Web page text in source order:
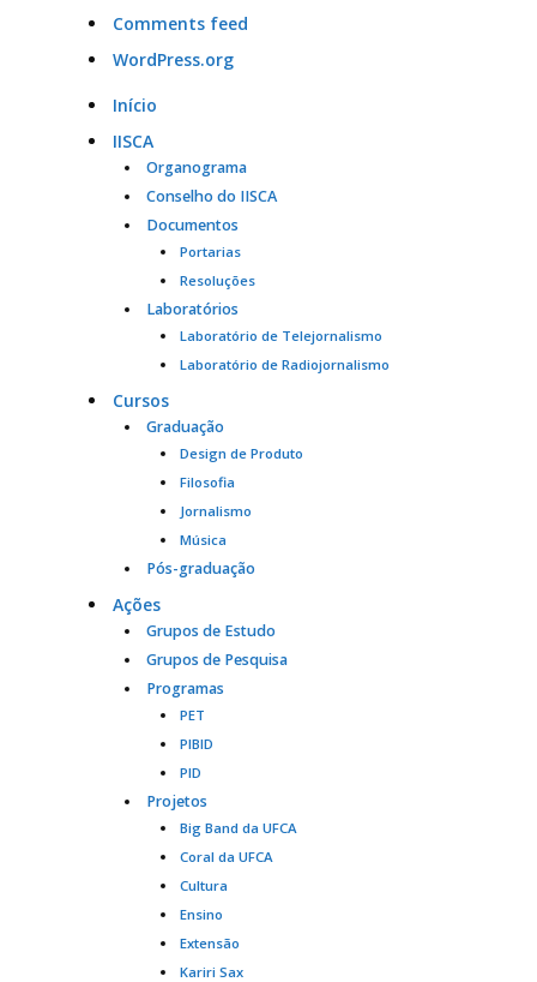
Comments feed
WordPress.org
Início
IISCA
Organograma
Conselho do IISCA
Documentos
Portarias
Resoluções
Laboratórios
Laboratório de Telejornalismo
Laboratório de Radiojornalismo
Cursos
Graduação
Design de Produto
Filosofia
Jornalismo
Música
Pós-graduação
Ações
Grupos de Estudo
Grupos de Pesquisa
Programas
PET
PIBID
PID
Projetos
Big Band da UFCA
Coral da UFCA
Cultura
Ensino
Extensão
Kariri Sax